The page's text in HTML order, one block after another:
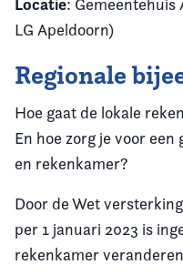
Vereniging
Contact
: Gemeentehuis
LG Apeldoorn)
Regionale
Hoe gaat de lokale
En hoe zorg je voor
en rekenkamer?
Door de Wet
per 1 januari 2023 is
rekenkamer